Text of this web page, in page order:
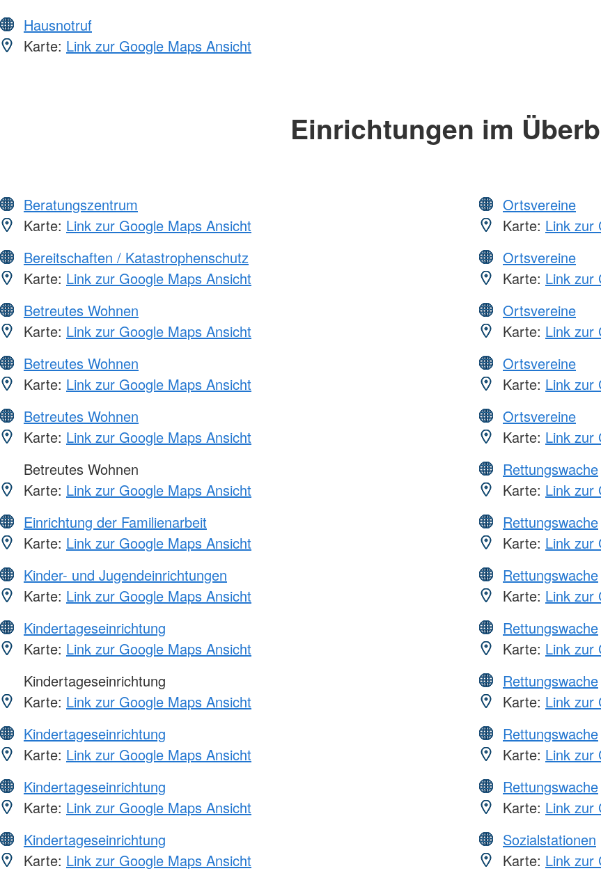
Hausnotruf
Karte: Link zur Google Maps Ansicht
Einrichtungen im
Beratungszentrum
Karte: Link zur Google Maps Ansicht
Bereitschaften / Katastrophenschutz
Karte: Link zur Google Maps Ansicht
Betreutes Wohnen
Karte: Link zur Google Maps Ansicht
Betreutes Wohnen
Karte: Link zur Google Maps Ansicht
Betreutes Wohnen
Karte: Link zur Google Maps Ansicht
Betreutes Wohnen
Karte: Link zur Google Maps Ansicht
Einrichtung der Familienarbeit
Karte: Link zur Google Maps Ansicht
Kinder- und Jugendeinrichtungen
Karte: Link zur Google Maps Ansicht
Kindertageseinrichtung
Karte: Link zur Google Maps Ansicht
Kindertageseinrichtung
Karte: Link zur Google Maps Ansicht
Kindertageseinrichtung
Karte: Link zur Google Maps Ansicht
Kindertageseinrichtung
Karte: Link zur Google Maps Ansicht
Kindertageseinrichtung
Karte: Link zur Google Maps Ansicht
Ortsvereine
Karte: Link zur
Ortsvereine
Karte: Link zur
Ortsvereine
Karte: Link zur
Ortsvereine
Karte: Link zur
Ortsvereine
Karte: Link zur
Rettungswache
Karte: Link zur
Rettungswache
Karte: Link zur
Rettungswache
Karte: Link zur
Rettungswache
Karte: Link zur
Rettungswache
Karte: Link zur
Rettungswache
Karte: Link zur
Rettungswache
Karte: Link zur
Sozialstationen
Karte: Link zur